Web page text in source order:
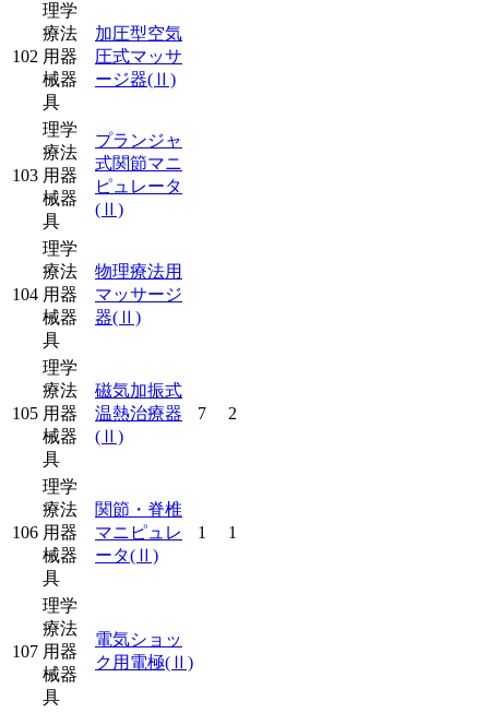
102
理学
療法
用器
械器
具
加圧型空気
圧式マッサ
ージ器(Ⅱ)
103
理学
療法
用器
械器
具
プランジャ
式関節マニ
ピュレータ
(Ⅱ)
104
理学
療法
用器
械器
具
物理療法用
マッサージ
器(Ⅱ)
105
理学
療法
用器
械器
具
磁気加振式
温熱治療器
(Ⅱ)
7 2
106
理学
療法
用器
械器
具
関節・脊椎
マニピュレ
ータ(Ⅱ)
1 1
107
理学
療法
用器
械器
具
電気ショッ
ク用電極(Ⅱ)